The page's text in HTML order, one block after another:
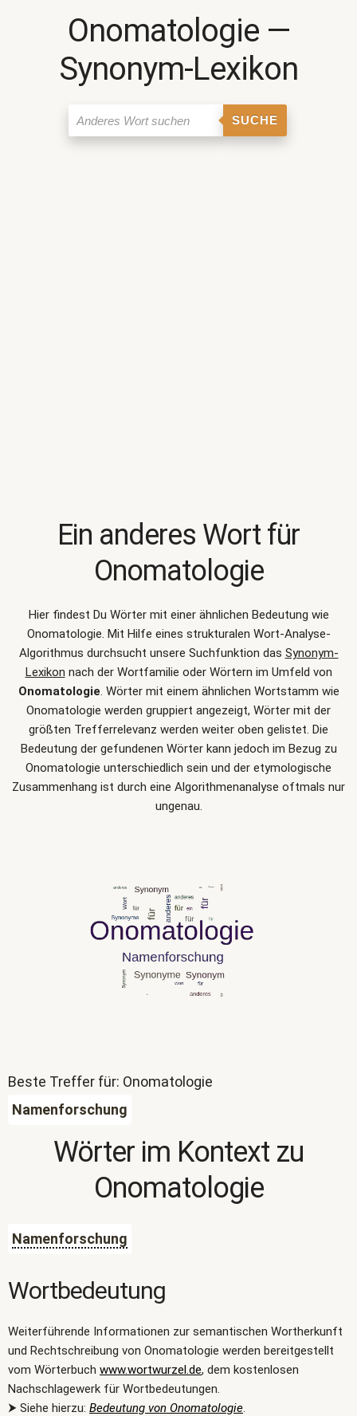
Onomatologie ―
Synonym-Lexikon
SUCHE
Ein anderes Wort für
Onomatologie
Hier findest Du Wörter mit einer ähnlichen Bedeutung wie
Onomatologie. Mit Hilfe eines strukturalen Wort-Analyse-
Algorithmus durchsucht unsere Suchfunktion das Synonym-
Lexikon nach der Wortfamilie oder Wörtern im Umfeld von
Onomatologie. Wörter mit einem ähnlichen Wortstamm wie
Onomatologie werden gruppiert angezeigt, Wörter mit der
größten Trefferrelevanz werden weiter oben gelistet. Die
Bedeutung der gefundenen Wörter kann jedoch im Bezug zu
Onomatologie unterschiedlich sein und der etymologische
Zusammenhang ist durch eine Algorithmenanalyse oftmals nur
ungenau.
Beste Treffer für: Onomatologie
Namenforschung
Wörter im Kontext zu
Onomatologie
Namenforschung
Wortbedeutung
Weiterführende Informationen zur semantischen Wortherkunft
und Rechtschreibung von Onomatologie werden bereitgestellt
vom Wörterbuch www.wortwurzel.de, dem kostenlosen
Nachschlagewerk für Wortbedeutungen.
⮞ Siehe hierzu: Bedeutung von Onomatologie.